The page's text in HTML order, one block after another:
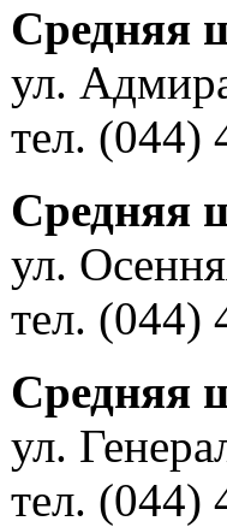
Средняя
ул.
тел. (044)
Средняя
ул.
тел. (044)
Средняя
ул.
тел. (044)